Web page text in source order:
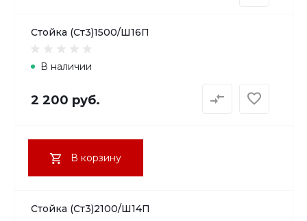
Стойка (Ст3)1500/Ш16П
В наличии
2 200 руб.
В корзину
Стойка (Ст3)2100/Ш14П